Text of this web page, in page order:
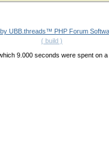
UBB.threads™ PHP Forum
( build )
9.000 seconds were spent on